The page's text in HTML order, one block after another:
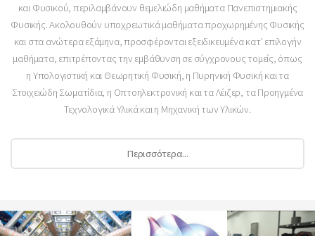
και Φυσικού, περιλαμβάνουν θεμελιώδη μαθήματα Πανεπιστημιακής
Φυσικής. Ακολουθούν υποχρεωτικά μαθήματα προχωρημένης Φυσικής
και στα ανώτερα εξάμηνα, προσφέρονται εξειδικευμένα κατ’ επιλογήν
μαθήματα, επιτρέποντας την εμβάθυνση σε σύγχρονους τομείς, όπως
η Υπολογιστική και Θεωρητική Φυσική, η Πυρηνική Φυσική και τα
Στοιχειώδη Σωματίδια, η Οπτοηλεκτρονική και τα Λέιζερ, τα Προηγμένα
Τεχνολογικά Υλικά και η Μηχανική των Υλικών.
Περισσότερα...